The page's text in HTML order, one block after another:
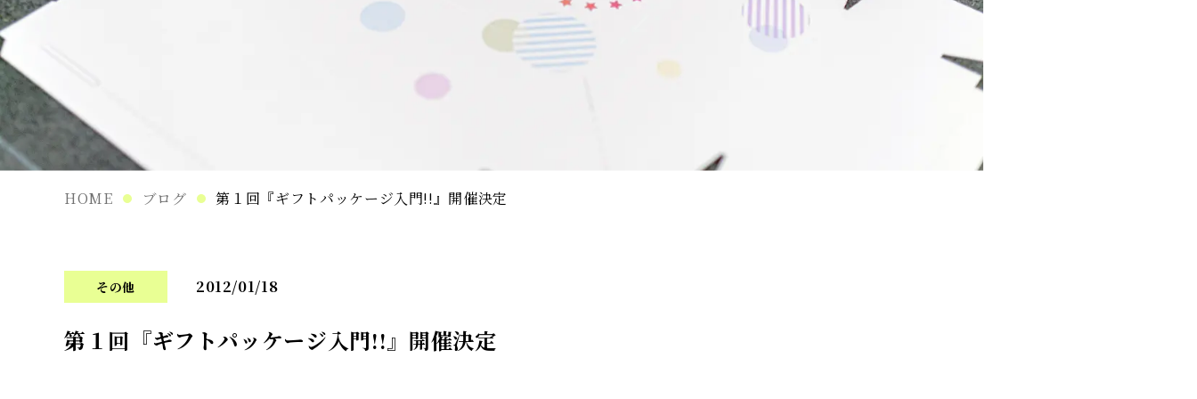
HOME ブログ 第１回『ギフトパッケージ入門!!』開催決定
その他 2012/01/18
第１回『ギフトパッケージ入門!!』開催決定